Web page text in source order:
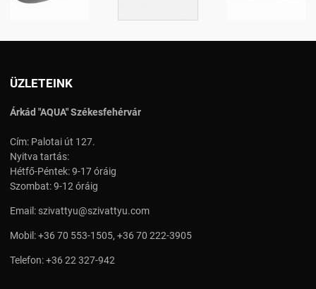
ÜZLETEINK
Árkád "AQUA" Székesfehérvár
Cím: Palotai út 127.
Nyitva tartás:
Hétfő-Péntek: 9-17 óráig
Szombat: 9-12 óráig
Email: szivattyu@szivattyu.com
Mobil:+36 70 553-1505, +36 70 222-3905
Telefon:+36 22 327-942